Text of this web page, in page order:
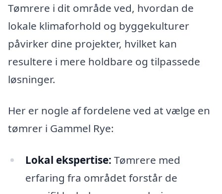
Tømrere i dit område ved, hvordan de
lokale klimaforhold og byggekulturer
påvirker dine projekter, hvilket kan
resultere i mere holdbare og tilpassede
løsninger.
Her er nogle af fordelene ved at vælge en
tømrer i Gammel Rye:
Lokal ekspertise: Tømrere med
erfaring fra området forstår de